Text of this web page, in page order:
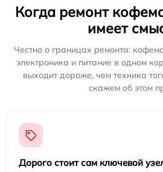
Когда ремонт
имеет
Честно о границах ремонта:
электроника и питание в одном
выходит дороже, чем техника
скажем об этом
Дорого стоит сам ключевой